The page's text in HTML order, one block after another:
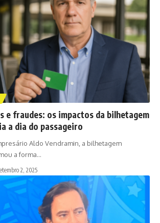
e fraudes: os impactos da bilhetagem
a dia do passageiro
Aldo Vendramin, a bilhetagem
a forma…
2, 2025